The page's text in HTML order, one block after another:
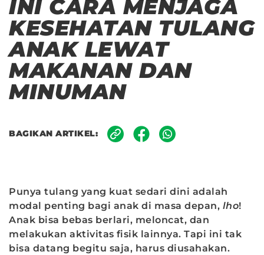
INI CARA MENJAGA
KESEHATAN TULANG
ANAK LEWAT
MAKANAN DAN
MINUMAN
BAGIKAN ARTIKEL:
Punya tulang yang kuat sedari dini adalah
modal penting bagi anak di masa depan, lho!
Anak bisa bebas berlari, meloncat, dan
melakukan aktivitas fisik lainnya. Tapi ini tak
bisa datang begitu saja, harus diusahakan.